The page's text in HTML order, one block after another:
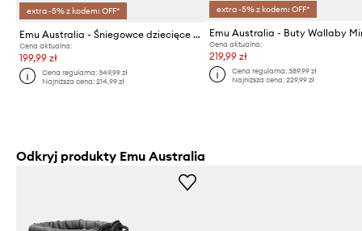
extra -5% z kodem: OFF*
Emu Australia - Śniegowce dziecięce Wallaby Mini
Cena aktualna:
199,99 zł
Cena regularna:349,99 zł
Najniższa cena:214,99 zł
extra -5% z kodem: OFF*
Cena aktualna:
219,99 zł
Cena regularna: 389,99 zł
Najniższa cena: 229,99 zł
Odkryj produkty Emu Australia